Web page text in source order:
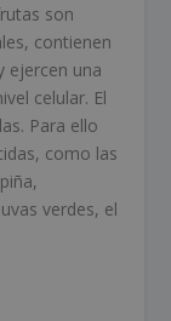
son
contienen
ejercen una
celular. El
Para ello
como las
verdes, el